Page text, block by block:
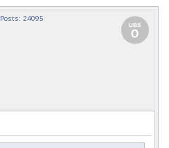
Posts: 24095